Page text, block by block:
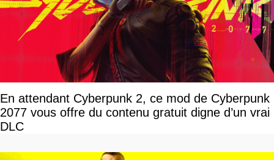
En attendant Cyberpunk 2, ce mod de Cyberpunk
2077 vous offre du contenu gratuit digne d’un vrai
DLC